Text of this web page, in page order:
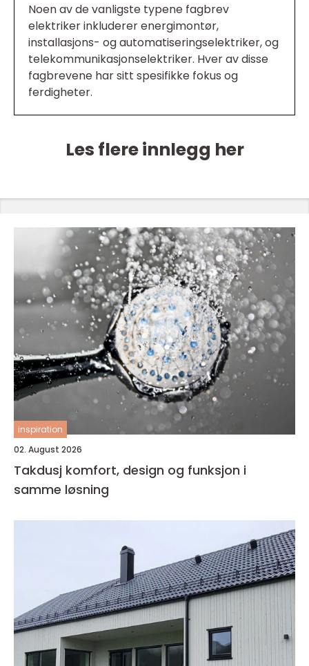
Noen av de vanligste typene fagbrev
elektriker inkluderer energimontør,
installasjons- og automatiseringselektriker, og
telekommunikasjonselektriker. Hver av disse
fagbrevene har sitt spesifikke fokus og
ferdigheter.
Les flere innlegg her
inspiration
02. August 2026
Takdusj komfort, design og funksjon i
samme løsning